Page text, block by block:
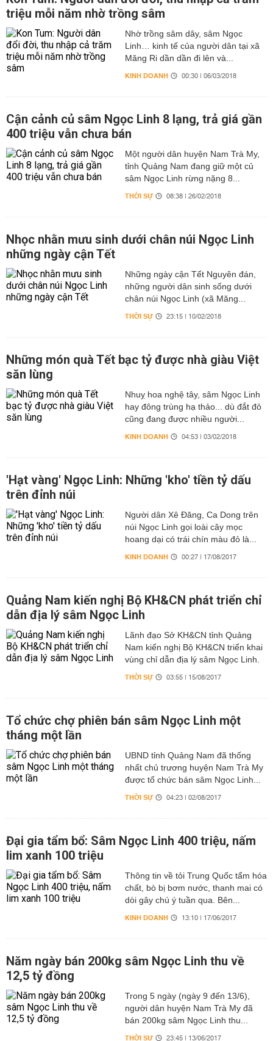
triệu mỗi năm nhờ trồng sâm
Nhờ trồng sâm dây, sâm Ngọc
Linh… kinh tế của người dân tại xã
Măng Ri dần dần đi lên và...
KINH DOANH 00:30 | 06/03/2018
Cận cảnh củ sâm Ngọc Linh 8 lạng, trả giá gần
400 triệu vẫn chưa bán
Một người dân huyện Nam Trà My,
tỉnh Quảng Nam đang giữ một củ
sâm Ngọc Linh rừng nặng 8...
THỜI SỰ 08:38 | 26/02/2018
Nhọc nhằn mưu sinh dưới chân núi Ngọc Linh
những ngày cận Tết
Những ngày cận Tết Nguyên đán,
những người dân sinh sống dưới
chân núi Ngọc Linh (xã Măng...
THỜI SỰ 23:15 | 10/02/2018
Những món quà Tết bạc tỷ được nhà giàu Việt
săn lùng
Nhuỵ hoa nghệ tây, sâm Ngọc Linh
hay đông trùng hạ thảo... dù đắt đỏ
cũng đang được nhiều người...
KINH DOANH 04:53 | 03/02/2018
'Hạt vàng' Ngọc Linh: Những 'kho' tiền tỷ dấu
trên đỉnh núi
Người dân Xê Đăng, Ca Dong trên
núi Ngọc Linh gọi loài cây mọc
hoang dại có trái chín màu đỏ là...
KINH DOANH 00:27 | 17/08/2017
Quảng Nam kiến nghị Bộ KH&CN phát triển chỉ
dẫn địa lý sâm Ngọc Linh
Lãnh đạo Sở KH&CN tỉnh Quảng
Nam kiến nghị Bộ KH&CN triển khai
vùng chỉ dẫn địa lý sâm Ngọc Linh.
THỜI SỰ 03:55 | 15/08/2017
Tổ chức chợ phiên bán sâm Ngọc Linh một
tháng một lần
UBND tỉnh Quảng Nam đã thống
nhất chủ trương huyện Nam Trà My
được tổ chức bán sâm Ngọc Linh...
THỜI SỰ 04:23 | 02/08/2017
Đại gia tẩm bổ: Sâm Ngọc Linh 400 triệu, nấm
lim xanh 100 triệu
Thông tin về tỏi Trung Quốc tẩm hóa
chất, bò bị bơm nước, thanh mai có
dòi gây chú ý tuần qua. Bên...
KINH DOANH 13:10 | 17/06/2017
Năm ngày bán 200kg sâm Ngọc Linh thu về
12,5 tỷ đồng
Trong 5 ngày (ngày 9 đến 13/6),
người dân huyện Nam Trà My đã
bán 200kg sâm Ngọc Linh thu...
THỜI SỰ 23:45 | 13/06/2017